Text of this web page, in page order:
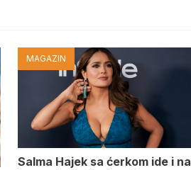
MAGAZIN
Salma Hajek sa ćerkom ide i na